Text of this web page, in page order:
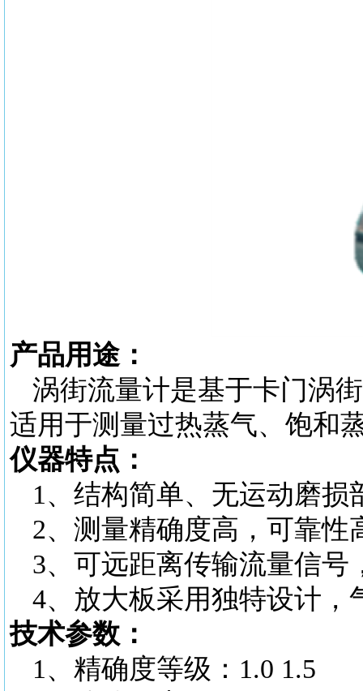
产品用途：
涡街流量计是基于卡门涡
适用于测量过热蒸气、饱和
仪器特点：
1、结构简单、无运动磨损
2、测量精确度高，可靠性
3、可远距离传输流量信
4、放大板采用独特设计，
技术参数：
1、精确度等级：1.0 1.5